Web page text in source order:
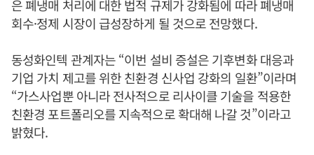
은 폐냉매 처리에 대한 법적 규제가 강화됨에 따라 폐냉매
회수·정제 시장이 급성장하게 될 것으로 전망했다.
동성화인텍 관계자는 “이번 설비 증설은 기후변화 대응과
기업 가치 제고를 위한 친환경 신사업 강화의 일환”이라며
“가스사업뿐 아니라 전사적으로 리사이클 기술을 적용한
친환경 포트폴리오를 지속적으로 확대해 나갈 것”이라고
밝혔다.